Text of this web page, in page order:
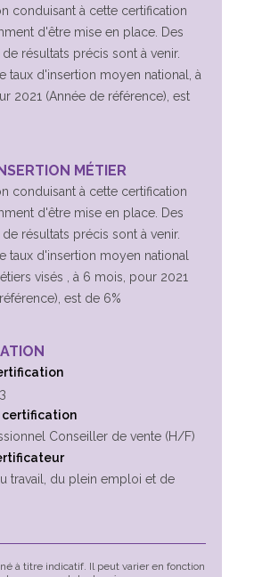
conduisant à cette certification
d'être mise en place. Des
résultats précis sont à venir.
taux d'insertion moyen national, à
2021 (Année de référence), est
MÉTIER
conduisant à cette certification
d'être mise en place. Des
résultats précis sont à venir.
taux d'insertion moyen national
visés , à 6 mois, pour 2021
est de 6%
certification
Conseiller de vente (H/F)
travail, du plein emploi et de
à titre indicatif. Il peut varier en fonction